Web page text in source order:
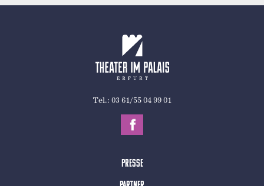
Tel.: 03 61/55 04 99 01
Presse